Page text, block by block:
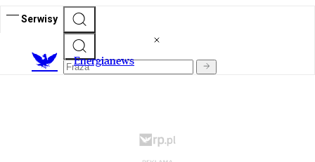
Serwisy
Energianews